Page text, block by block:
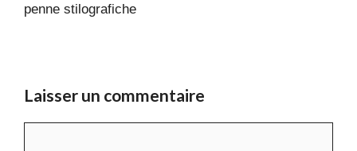
penne stilografiche
Laisser un commentaire